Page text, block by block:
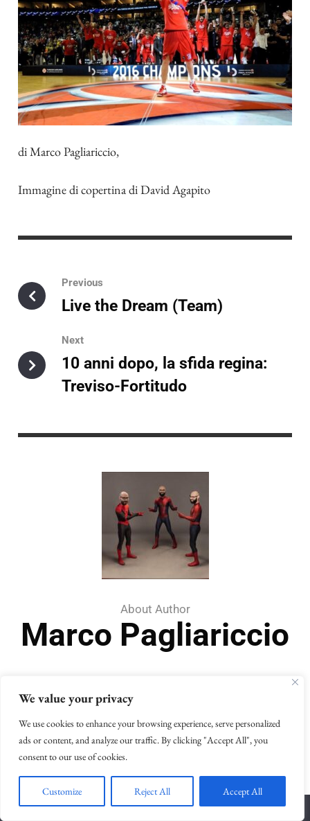
We value your privacy
We use cookies to enhance your browsing experience, serve personalized
ads or content, and analyze our traffic. By clicking "Accept All", you
consent to our use of cookies.
Customize Reject All Accept All
diMarco Pagliariccio,
Immagine di copertina di David Agapito
Previous
Live the Dream (Team)
Next
10 anni dopo, la sfida regina:
Treviso-Fortitudo
About Author
Marco Pagliariccio
più mortifero del quartiere in cui abita, sogna di chiedere a
Spanoulis perché, seguendo il suo esempio, non si fa una
ragione della sua calvizie.